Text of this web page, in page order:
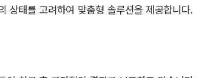
상태를 고려하여 맞춤형 솔루션을 제공합니다.